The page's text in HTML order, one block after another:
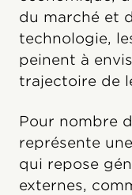
du marché et
technologie,
peinent à
trajectoire de
Pour nombre
représente
qui repose
externes,